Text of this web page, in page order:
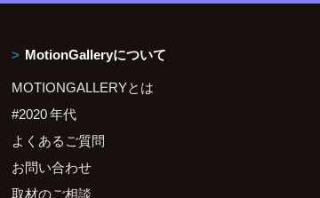
MotionGalleryについて
MOTIONGALLERYとは
#2020 年代
よくあるご質問
お問い合わせ
取材のご相談